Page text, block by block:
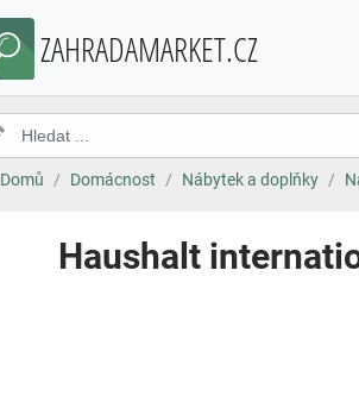
ZAHRADAMARKET.CZ
Domů Domácnost Nábytek a doplňky
Haushalt